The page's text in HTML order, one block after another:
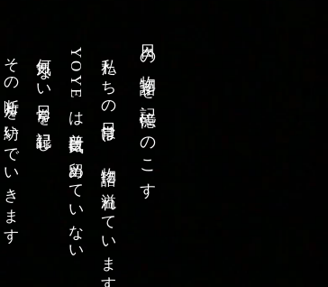
私たちの日常は、物語に溢れています
YOYEは普段気に留めていない
何気ない日常を記録し
​その断片を紡いでいきます 日々の物語を記憶にのこす